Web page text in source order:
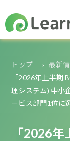
トップ
最新
「2026年上半期
理システム) 中小
ービス部門1位に
「2026